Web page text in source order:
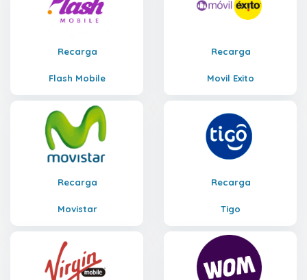
Recarga
Flash Mobile
Recarga
Movil Exito
Recarga
Movistar
Recarga
Tigo